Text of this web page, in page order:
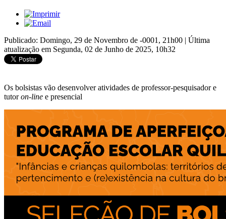
Publicado: Domingo, 29 de Novembro de -0001, 21h00 | Última
atualização em Segunda, 02 de Junho de 2025, 10h32
Os bolsistas vão desenvolver atividades de professor-pesquisador e
tutoron-line e presencial